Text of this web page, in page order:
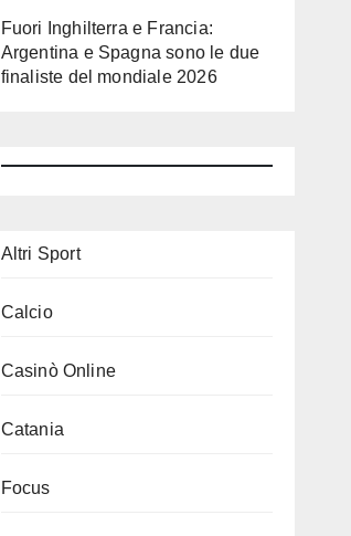
Fuori Inghilterra e Francia:
Argentina e Spagna sono le due
finaliste del mondiale 2026
Altri Sport
Calcio
Casinò Online
Catania
Focus